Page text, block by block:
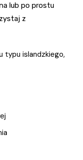
lub po prostu
z
typu islandzkiego,